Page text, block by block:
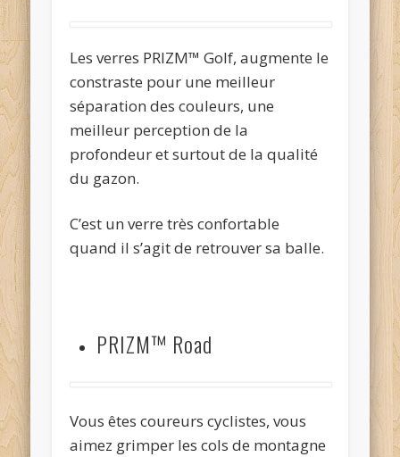
Les verres PRIZM™ Golf, augmente le
constraste pour une meilleur
séparation des couleurs, une
meilleur perception de la
profondeur et surtout de la qualité
du gazon.
C’est un verre très confortable
quand il s’agit de retrouver sa balle.
PRIZM™ Road
Vous êtes coureurs cyclistes, vous
aimez grimper les cols de montagne